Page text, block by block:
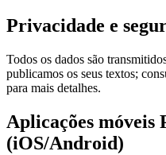
Privacidade e
Todos os dados são
publicamos os seus textos;
para mais detalhes.
Aplicações móveis
(iOS/Android)